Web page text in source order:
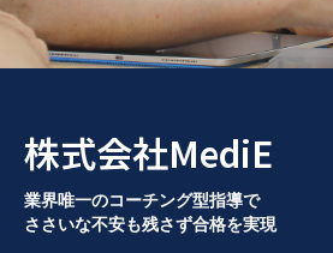
株式会社MediE
業界唯一のコーチング型指導で
ささいな不安も残さず合格を実現